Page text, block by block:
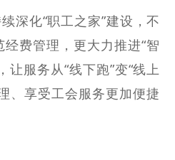
深化“职工之家”建设，不
费管理，更大力推进“智
让服务从“线下跑”变“线上
、享受工会服务更加便捷